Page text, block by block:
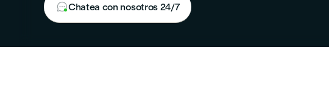
Chatea con nosotros 24/7